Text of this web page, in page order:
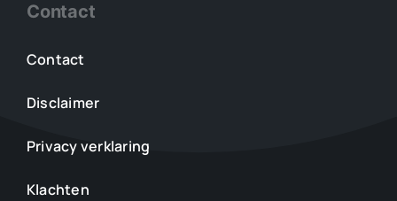
Contact
Contact
Disclaimer
Privacy verklaring
Klachten